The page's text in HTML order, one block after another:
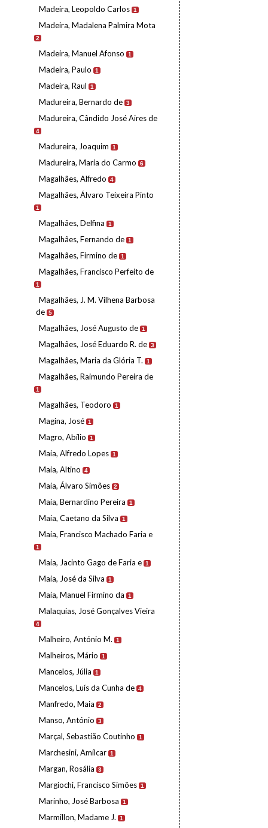
Madeira, Leopoldo Carlos 1
Madeira, Madalena Palmira Mota
2
Madeira, Manuel Afonso 1
Madeira, Paulo 1
Madeira, Raul 1
Madureira, Bernardo de 3
Madureira, Cândido José Aires de
4
Madureira, Joaquim 1
Madureira, Maria do Carmo 6
Magalhães, Alfredo 4
Magalhães, Álvaro Teixeira Pinto
1
Magalhães, Delfina 1
Magalhães, Fernando de 1
Magalhães, Firmino de 1
Magalhães, Francisco Perfeito de
1
Magalhães, J. M. Vilhena Barbosa
de 5
Magalhães, José Augusto de 1
Magalhães, José Eduardo R. de 3
Magalhães, Maria da Glória T. 1
Magalhães, Raimundo Pereira de
1
Magalhães, Teodoro 1
Magina, José 1
Magro, Abílio 1
Maia, Alfredo Lopes 1
Maia, Altino 4
Maia, Álvaro Simões 2
Maia, Bernardino Pereira 1
Maia, Caetano da Silva 1
Maia, Francisco Machado Faria e
1
Maia, Jacinto Gago de Faria e 1
Maia, José da Silva 1
Maia, Manuel Firmino da 1
Malaquias, José Gonçalves Vieira
4
Malheiro, António M. 1
Malheiros, Mário 1
Mancelos, Júlia 1
Mancelos, Luís da Cunha de 4
Manfredo, Maia 2
Manso, António 3
Marçal, Sebastião Coutinho 1
Marchesini, Amílcar 1
Margan, Rosália 3
Margiochi, Francisco Simões 1
Marinho, José Barbosa 1
Marmillon, Madame J. 1